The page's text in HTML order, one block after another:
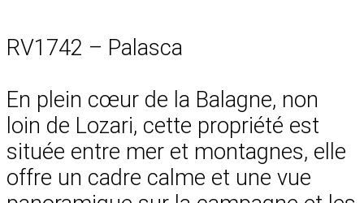
RV1742 – Palasca
En plein cœur de la Balagne, non
loin de Lozari, cette propriété est
située entre mer et montagnes, elle
offre un cadre calme et une vue